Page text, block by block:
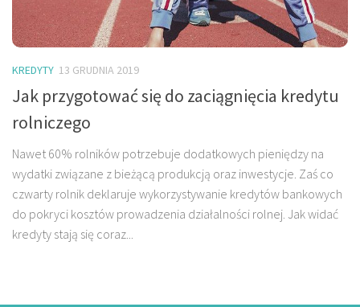
KREDYTY 13 GRUDNIA 2019
Jak przygotować się do zaciągnięcia kredytu
rolniczego
Nawet 60% rolników potrzebuje dodatkowych pieniędzy na
wydatki związane z bieżącą produkcją oraz inwestycje. Zaś co
czwarty rolnik deklaruje wykorzystywanie kredytów bankowych
do pokryci kosztów prowadzenia działalności rolnej. Jak widać
kredyty stają się coraz...